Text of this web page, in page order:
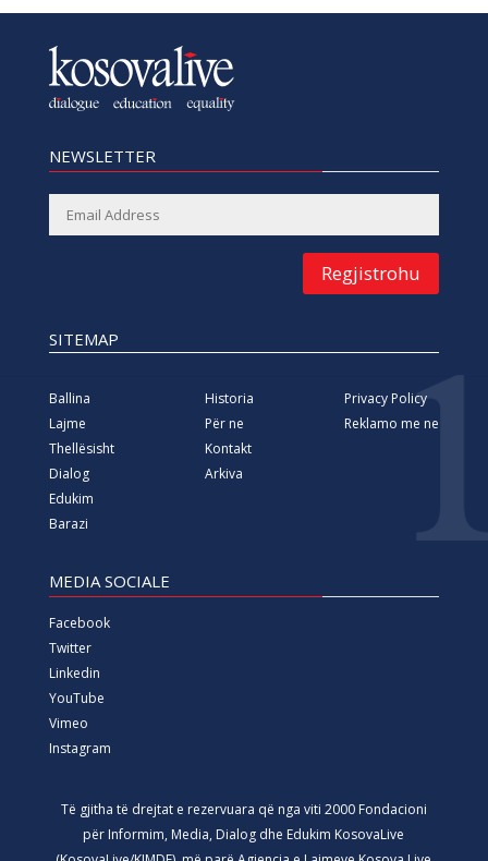
NEWSLETTER
Regjistrohu
SITEMAP
Ballina
Lajme
Thellësisht
Dialog
Edukim
Barazi
Historia
Për ne
Kontakt
Arkiva
Privacy Policy
Reklamo me ne
MEDIA SOCIALE
Facebook
Twitter
Linkedin
YouTube
Vimeo
Instagram
Të gjitha të drejtat e rezervuara që nga viti 2000 Fondacioni
për Informim, Media, Dialog dhe Edukim KosovaLive